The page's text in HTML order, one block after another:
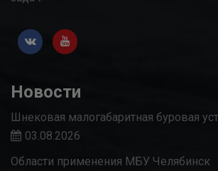
Новости
Шнековая малогабаритная буровая
03.08.2026
Области применения МБУ Челябинск